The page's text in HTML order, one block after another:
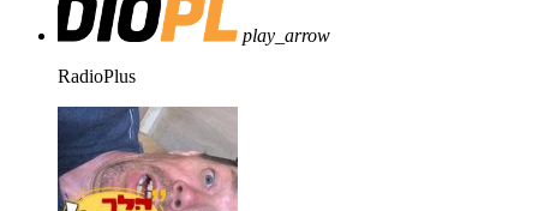
play_arrow
RadioPlus